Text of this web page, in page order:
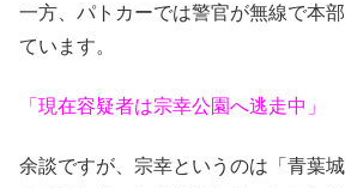
一方、パトカーでは警官が無線で本
ています。
「現在容疑者は宗幸公園へ逃走中」
余談ですが、宗幸というのは「青葉